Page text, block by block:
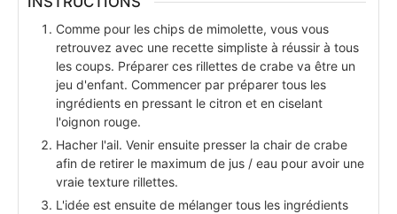
Comme pour les chips de mimolette, vous vous
retrouvez avec une recette simpliste à réussir à tous
les coups. Préparer ces rillettes de crabe va être un
jeu d'enfant. Commencer par préparer tous les
ingrédients en pressant le citron et en ciselant
l'oignon rouge.
Hacher l'ail. Venir ensuite presser la chair de crabe
afin de retirer le maximum de jus / eau pour avoir une
vraie texture rillettes.
L'idée est ensuite de mélanger tous les ingrédients